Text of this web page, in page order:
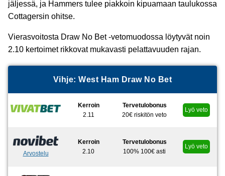
jäljessä, ja Hammers tulee piakkoin kipuamaan taulukossa
Cottagersin ohitse.
Vierasvoitosta Draw No Bet -vetomuodossa löytyvät noin
2.10 kertoimet rikkovat mukavasti pelattavuuden rajan.
Vihje: West Ham Draw No Bet
Kerroin
2.11
Tervetulobonus
20€ riskitön veto
Lyö veto
Arvostelu
Kerroin
2.10
Tervetulobonus
100% 100€ asti
Lyö veto